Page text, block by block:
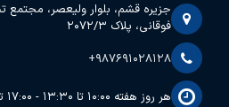
جزیره قشم، بلوار ولیعصر، مجتمع
فوقانی، پلاک 2072/3
+987691028128
هر روز هفته 10:00 تا 13:30 - 17:00 تا 22:30